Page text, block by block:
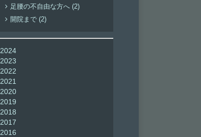
足腰の不自由な方へ (2)
開院まで (2)
2024
2023
2022
2021
2020
2019
2018
2017
2016